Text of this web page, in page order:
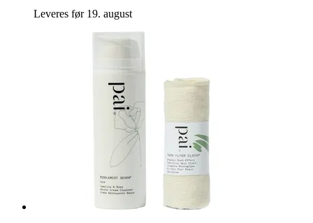
Leveres før 19. august